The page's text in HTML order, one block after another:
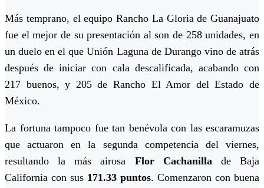
Más temprano, el equipo Rancho La Gloria de Guanajuato
fue el mejor de su presentación al son de 258 unidades, en
un duelo en el que Unión Laguna de Durango vino de atrás
después de iniciar con cala descalificada, acabando con
217 buenos, y 205 de Rancho El Amor del Estado de
México.
La fortuna tampoco fue tan benévola con las escaramuzas
que actuaron en la segunda competencia del viernes,
resultando la más airosa Flor Cachanillade Baja
California con sus 171.33 puntos. Comenzaron con buena